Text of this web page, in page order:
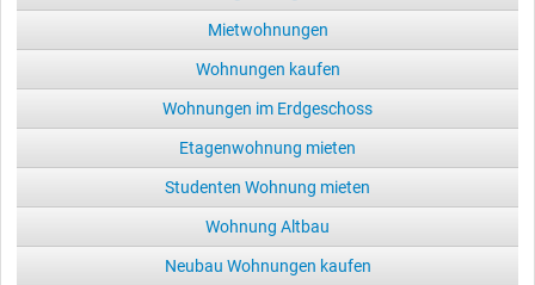
Mietwohnungen
Wohnungen kaufen
Wohnungen im Erdgeschoss
Etagenwohnung mieten
Studenten Wohnung mieten
Wohnung Altbau
Neubau Wohnungen kaufen